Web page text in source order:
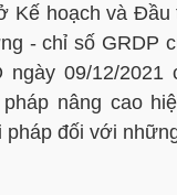
Kế hoạch và
- chỉ số GRDP
ngày 09/12/
nâng cao
pháp đối với